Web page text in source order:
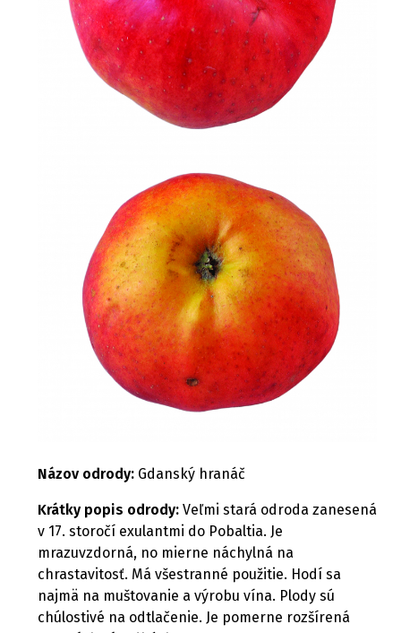
Názov odrody: Gdanský hranáč
Krátky popis odrody: Veľmi stará odroda zanesená
v 17. storočí exulantmi do Pobaltia. Je
mrazuvzdorná, no mierne náchylná na
chrastavitosť. Má všestranné použitie. Hodí sa
najmä na muštovanie a výrobu vína. Plody sú
chúlostivé na odtlačenie. Je pomerne rozšírená